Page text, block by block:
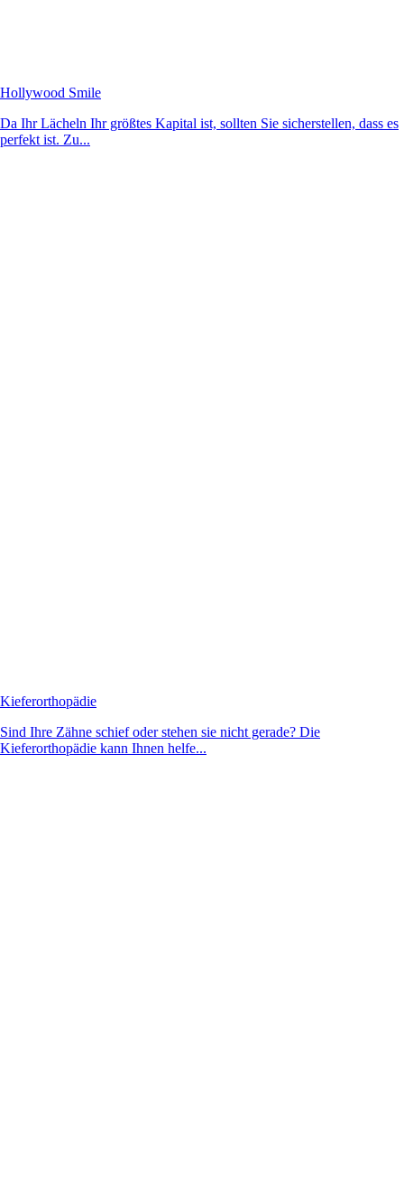
Hollywood Smile
Da Ihr Lächeln Ihr größtes Kapital ist, sollten Sie sicherstellen, dass es
perfekt ist. Zu...
Kieferorthopädie
Sind Ihre Zähne schief oder stehen sie nicht gerade? Die
Kieferorthopädie kann Ihnen helfe...